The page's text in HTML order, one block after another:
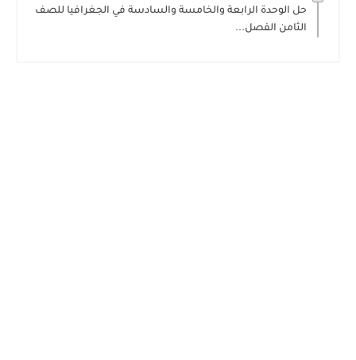
حل الوحدة الرابعة والخامسة والسادسة في الجغرافيا للصف
الثامن الفصل...